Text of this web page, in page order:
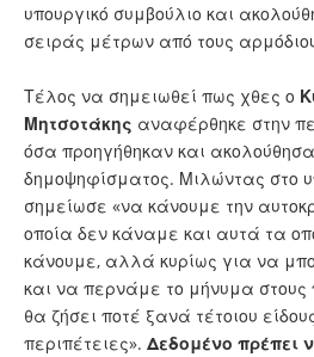
υπουργικό συμβούλιο και
σειράς μέτρων από τους
Τέλος να σημειωθεί πως χθες ο
Μητσοτάκης αναφέρθηκε στην
όσα προηγήθηκαν και
δημοψηφίσματος. Μιλώντας στο
σημείωσε «να κάνουμε την
οποία δεν κάναμε και αυτά τα
κάνουμε, αλλά κυρίως για να
και να περνάμε το μήνυμα στους
θα ζήσει ποτέ ξανά τέτοιου
περιπέτειες». Δεδομένο πρέπει